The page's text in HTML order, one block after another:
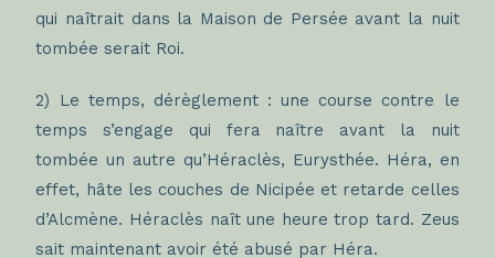
qui naîtrait dans la Maison de Persée avant la nuit
tombée serait Roi.
2) Le temps, dérèglement : une course contre le
temps s’engage qui fera naître avant la nuit
tombée un autre qu’Héraclès, Eurysthée. Héra, en
effet, hâte les couches de Nicipée et retarde celles
d’Alcmène. Héraclès naît une heure trop tard. Zeus
sait maintenant avoir été abusé par Héra.